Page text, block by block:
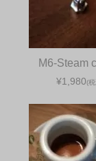
M6-Steam
¥1,980(